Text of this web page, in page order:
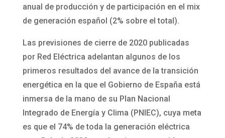
anual de producción y de participación en el mix
de generación español (2% sobre el total).
Las previsiones de cierre de 2020 publicadas
por Red Eléctrica adelantan algunos de los
primeros resultados del avance de la transición
energética en la que el Gobierno de España está
inmersa de la mano de su Plan Nacional
Integrado de Energía y Clima (PNIEC), cuya meta
es que el 74% de toda la generación eléctrica